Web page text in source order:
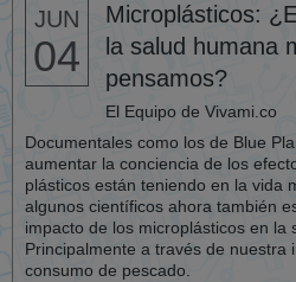
JUN
04
Microplásticos:
la salud humana
pensamos?
El Equipo de Vivami.co
Documentales como los de Blue
aumentar la conciencia de los
plásticos están teniendo en la vida
algunos científicos ahora también
impacto de los microplásticos en la
Principalmente a través de nuestra
consumo de pescado.